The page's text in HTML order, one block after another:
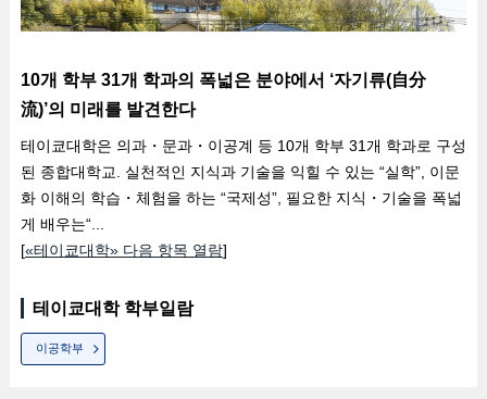
10개 학부 31개 학과의 폭넓은 분야에서 ‘자기류(自分
流)’의 미래를 발견한다
테이쿄대학은 의과・문과・이공계 등 10개 학부 31개 학과로 구성
된 종합대학교. 실천적인 지식과 기술을 익힐 수 있는 “실학”, 이문
화 이해의 학습・체험을 하는 “국제성”, 필요한 지식・기술을 폭넓
게 배우는“...
[«테이쿄대학» 다음 항목 열람]
테이쿄대학 학부일람
이공학부